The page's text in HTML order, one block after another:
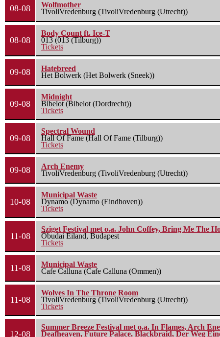
08-08
Wolfmother
TivoliVredenburg (TivoliVredenburg (Utrecht))
08-08
Body Count ft. Ice-T
013 (013 (Tilburg))
Tickets
09-08
Hatebreed
Het Bolwerk (Het Bolwerk (Sneek))
09-08
Midnight
Bibelot (Bibelot (Dordrecht))
Tickets
09-08
Spectral Wound
Hall Of Fame (Hall Of Fame (Tilburg))
Tickets
09-08
Arch Enemy
TivoliVredenburg (TivoliVredenburg (Utrecht))
10-08
Municipal Waste
Dynamo (Dynamo (Eindhoven))
Tickets
11-08
Sziget Festival met o.a. John Coffey, Bring Me The
Óbudai Eiland, Budapest
Tickets
11-08
Municipal Waste
Cafe Calluna (Cafe Calluna (Ommen))
11-08
Wolves In The Throne Room
TivoliVredenburg (TivoliVredenburg (Utrecht))
Tickets
12-08
Summer Breeze Festival met o.a. In Flames, Arch
Deafheaven, Future Palace, Blackbraid, Der Weg